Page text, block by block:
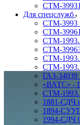
СТМ-
Для спецслужб
СТМ-
СТМ-
СТМ-
СТМ-
СТМ-
СТМ-
ГАЗ-34039
«ВАТС» -
СТМ-
1881-СДЧ
1894-
1994-СДЧ